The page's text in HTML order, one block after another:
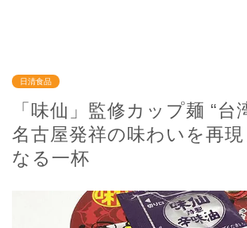
日清食品
「味仙」監修カップ麺 “台
名古屋発祥の味わいを再
なる一杯